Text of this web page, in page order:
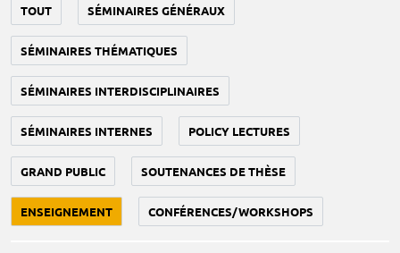
TOUT SÉMINAIRES GÉNÉRAUX
SÉMINAIRES THÉMATIQUES
SÉMINAIRES INTERDISCIPLINAIRES
SÉMINAIRES INTERNES POLICY LECTURES
GRAND PUBLIC SOUTENANCES DE THÈSE
ENSEIGNEMENT CONFÉRENCES/WORKSHOPS